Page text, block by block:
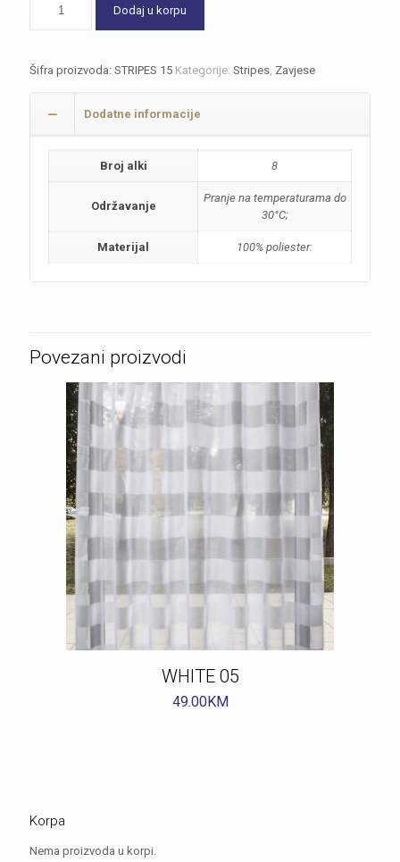
Dodaj u korpu
Šifra proizvoda: STRIPES 15 Kategorije: Stripes, Zavjese
Dodatne informacije
Broj alki 8
Održavanje
Pranje na temperaturama do
30°C;
Materijal 100% poliester:
Povezani proizvodi
WHITE 05
49.00KM
Korpa
Nema proizvoda u korpi.